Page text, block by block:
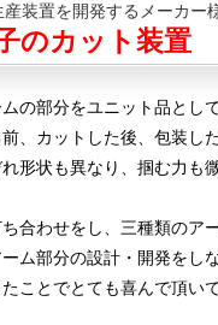
装置を開発するメーカー
のカット装置
の部分をユニット品とし
、カットした後、包装し
形状も異なり、掴む力も
合わせをし、三種類のア
ム部分の設計・開発をし
ことでとても喜んで頂い